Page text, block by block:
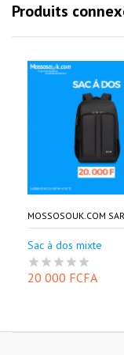
Produits
MOSSOSOUK.COM
Sac à dos mixte
20 000 FCFA